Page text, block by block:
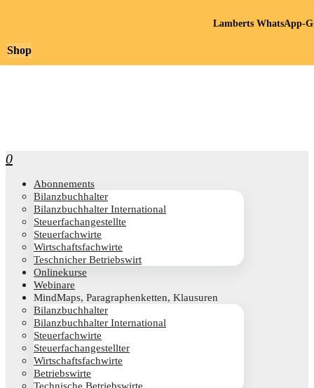
0
Abon­ne­ments
Bilanz­buch­hal­ter
Bilanz­buch­hal­ter International
Steu­er­fach­an­ge­stell­te
Steu­er­fach­wir­te
Wirt­schafts­fach­wir­te
Teschni­cher Betriebswirt
Online­kur­se
Web­i­na­re
Mind­Maps, Para­gra­phen­ket­ten, Klausuren
Bilanz­buch­hal­ter
Bilanz­buch­hal­ter International
Steu­er­fach­wir­te
Steu­er­fach­an­ge­stell­ter
Wirt­schafts­fach­wir­te
Betriebs­wir­te
Tech­ni­sche Betriebswirte
Shop
Lamberts WhatsApp-